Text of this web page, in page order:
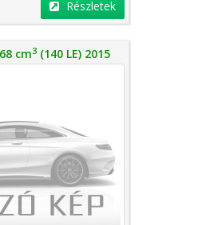
Részletek
cm3(140 LE) 2015